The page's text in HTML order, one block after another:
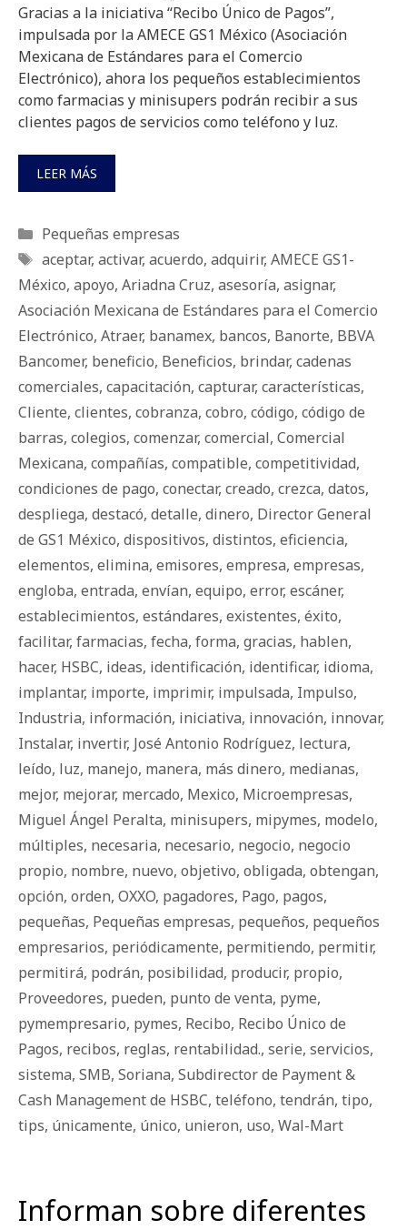
Gracias a la iniciativa “Recibo Único de Pagos”,
impulsada por la AMECE GS1 México (Asociación
Mexicana de Estándares para el Comercio
Electrónico), ahora los pequeños establecimientos
como farmacias y minisupers podrán recibir a sus
clientes pagos de servicios como teléfono y luz.
LEER MÁS
Categorías
Pequeñas empresas
Etiquetas
aceptar, activar, acuerdo, adquirir, AMECE GS1-
México, apoyo, Ariadna Cruz, asesoría, asignar,
Asociación Mexicana de Estándares para el Comercio
Electrónico, Atraer, banamex, bancos, Banorte, BBVA
Bancomer, beneficio, Beneficios, brindar, cadenas
comerciales, capacitación, capturar, características,
Cliente, clientes, cobranza, cobro, código, código de
barras, colegios, comenzar, comercial, Comercial
Mexicana, compañías, compatible, competitividad,
condiciones de pago, conectar, creado, crezca, datos,
despliega, destacó, detalle, dinero, Director General
de GS1 México, dispositivos, distintos, eficiencia,
elementos, elimina, emisores, empresa, empresas,
engloba, entrada, envían, equipo, error, escáner,
establecimientos, estándares, existentes, éxito,
facilitar, farmacias, fecha, forma, gracias, hablen,
hacer, HSBC, ideas, identificación, identificar, idioma,
implantar, importe, imprimir, impulsada, Impulso,
Industria, información, iniciativa, innovación, innovar,
Instalar, invertir, José Antonio Rodríguez, lectura,
leído, luz, manejo, manera, más dinero, medianas,
mejor, mejorar, mercado, Mexico, Microempresas,
Miguel Ángel Peralta, minisupers, mipymes, modelo,
múltiples, necesaria, necesario, negocio, negocio
propio, nombre, nuevo, objetivo, obligada, obtengan,
opción, orden, OXXO, pagadores, Pago, pagos,
pequeñas, Pequeñas empresas, pequeños, pequeños
empresarios, periódicamente, permitiendo, permitir,
permitirá, podrán, posibilidad, producir, propio,
Proveedores, pueden, punto de venta, pyme,
pymempresario, pymes, Recibo, Recibo Único de
Pagos, recibos, reglas, rentabilidad., serie, servicios,
sistema, SMB, Soriana, Subdirector de Payment &
Cash Management de HSBC, teléfono, tendrán, tipo,
tips, únicamente, único, unieron, uso, Wal-Mart
Informan sobre diferentes